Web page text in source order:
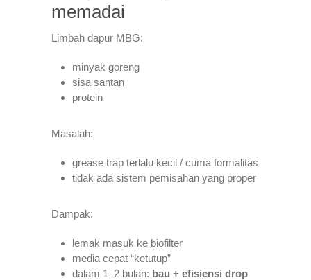
memadai
Limbah dapur MBG:
minyak goreng
sisa santan
protein
Masalah:
grease trap terlalu kecil / cuma formalitas
tidak ada sistem pemisahan yang proper
Dampak:
lemak masuk ke biofilter
media cepat “ketutup”
dalam 1–2 bulan: bau + efisiensi drop